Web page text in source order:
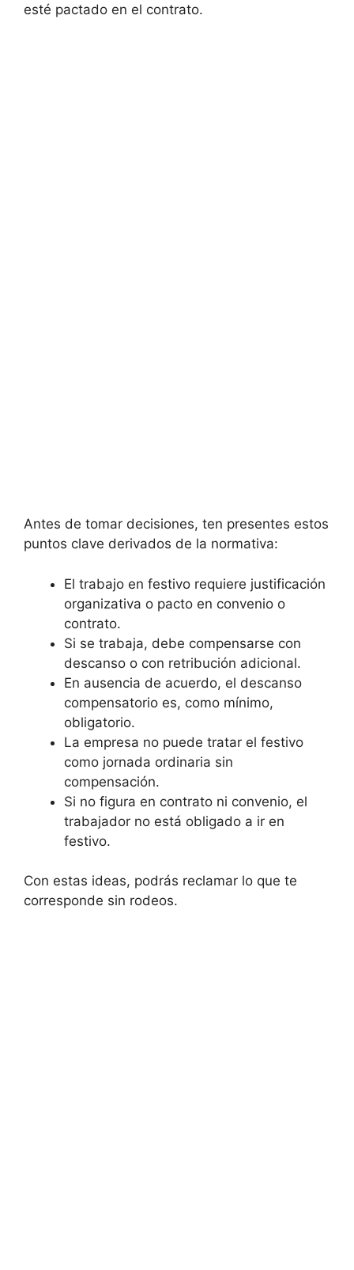
esté pactado en el contrato.
Antes de tomar decisiones, ten presentes estos
puntos clave derivados de la normativa:
El trabajo en festivo requiere justificación
organizativa o pacto en convenio o
contrato.
Si se trabaja, debe compensarse con
descanso o con retribución adicional.
En ausencia de acuerdo, el descanso
compensatorio es, como mínimo,
obligatorio.
La empresa no puede tratar el festivo
como jornada ordinaria sin
compensación.
Si no figura en contrato ni convenio, el
trabajador no está obligado a ir en
festivo.
Con estas ideas, podrás reclamar lo que te
corresponde sin rodeos.